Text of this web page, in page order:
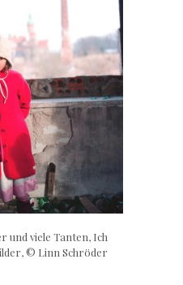
und viele Tanten, Ich
© Linn Schröder